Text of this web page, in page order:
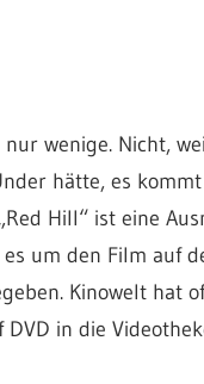
wenige. Nicht,
hätte, es
Hill“ ist eine
um den Film auf
Kinowelt hat
in die